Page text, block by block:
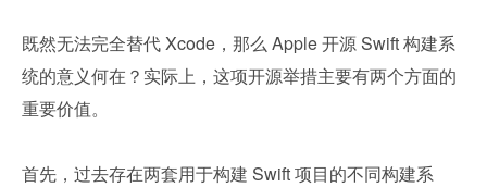
既然无法完全替代 Xcode，那么 Apple 开源 Swift 构建系
统的意义何在？实际上，这项开源举措主要有两个方面的
重要价值。
首先，过去存在两套用于构建 Swift 项目的不同构建系